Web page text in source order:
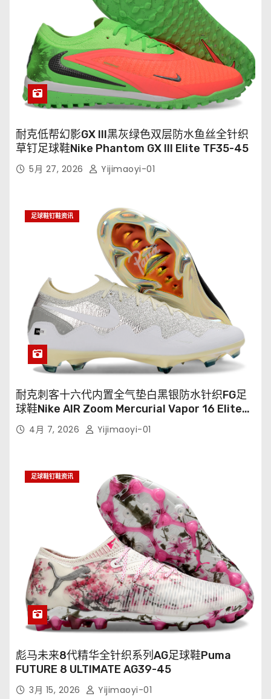
耐克低帮幻影GX III黑灰绿色双层防水鱼丝全针织
草钉足球鞋Nike Phantom GX III Elite TF35-45
5月 27, 2026 Yijimaoyi-01
足球鞋钉鞋资讯
耐克刺客十六代内置全气垫白黑银防水针织FG足
球鞋Nike AIR Zoom Mercurial Vapor 16 Elite
XXV FG35-45
4月 7, 2026 Yijimaoyi-01
足球鞋钉鞋资讯
彪马未来8代精华全针织系列AG足球鞋Puma
FUTURE 8 ULTIMATE AG39-45
3月 15, 2026 Yijimaoyi-01